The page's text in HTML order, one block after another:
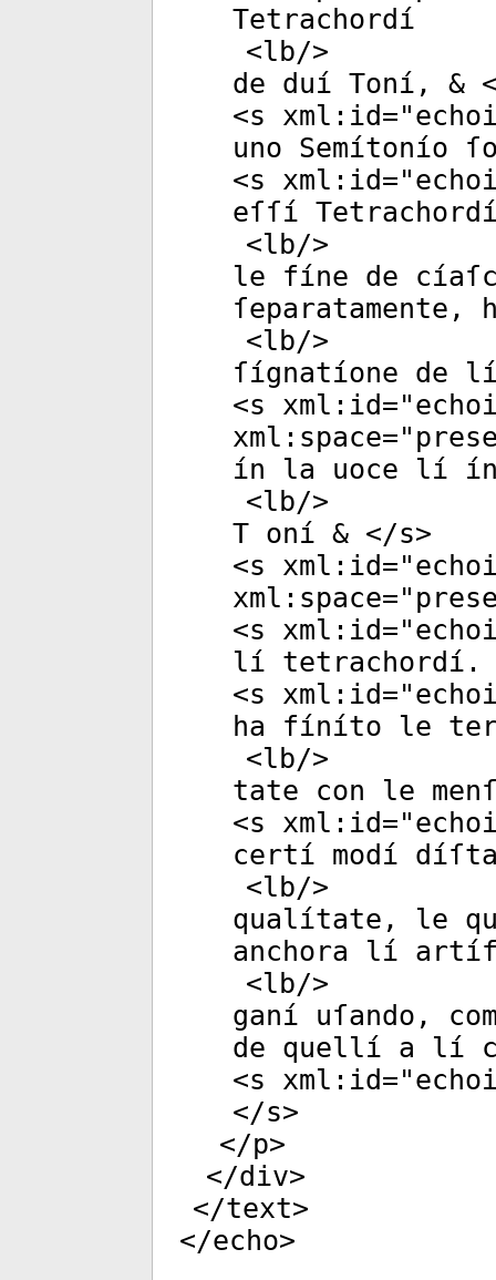
Tetrachordí
<lb/>
de duí Toní, &
<s xml:id="
uno Semítonío
<s xml:id="
eſſí
<lb/>
le fíne de
<lb/>
ſígnatíone
<s xml:id="
xml:space="
ín la uoce lí
<lb/>
T oní & </s>
<s xml:id="
xml:space="
<s xml:id="
lí tetrachordí.
<s xml:id="
ha fíníto le
<lb/>
tate con le
<s xml:id="
certí modí
<lb/>
qualítate, le
anchora lí
<lb/>
ganí uſando,
de quellí a lí
<s xml:id="
</s>
</p>
</div>
</text>
</echo>